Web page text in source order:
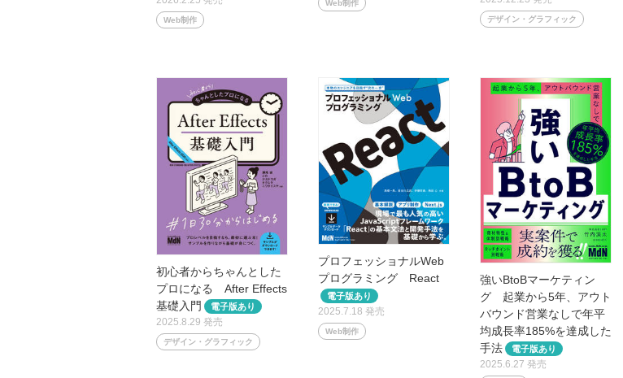
Web制作
Web制作
デザイン・グラフィック
初心者からちゃんとした
プロになる After Effects
基礎入門
2025.8.29 発売
デザイン・グラフィック
プロフェッショナルWeb
プログラミング React
2025.7.18 発売
Web制作
強いBtoBマーケティン
グ 起業から5年、アウト
バウンド営業なしで年平
均成長率185%を達成した
手法
2025.6.27 発売